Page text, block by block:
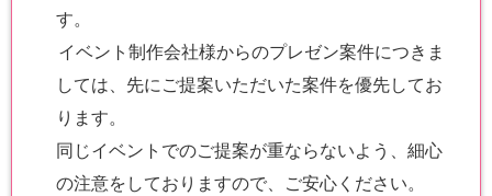
す。
イベント制作会社様からのプレゼン案件につきま
しては、先にご提案いただいた案件を優先してお
ります。
同じイベントでのご提案が重ならないよう、細心
の注意をしておりますので、ご安心ください。